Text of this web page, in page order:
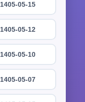
1405-05-15
1405-05-12
1405-05-10
1405-05-07